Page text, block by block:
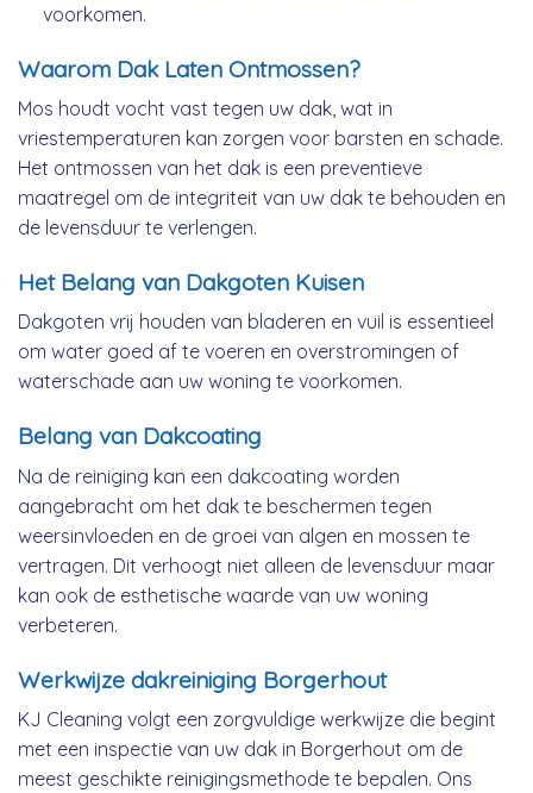
voorkomen.
Waarom Dak Laten Ontmossen?
Mos houdt vocht vast tegen uw dak, wat in
vriestemperaturen kan zorgen voor barsten en schade.
Het ontmossen van het dak is een preventieve
maatregel om de integriteit van uw dak te behouden en
de levensduur te verlengen.
Het Belang van Dakgoten Kuisen
Dakgoten vrij houden van bladeren en vuil is essentieel
om water goed af te voeren en overstromingen of
waterschade aan uw woning te voorkomen.
Belang van Dakcoating
Na de reiniging kan een dakcoating worden
aangebracht om het dak te beschermen tegen
weersinvloeden en de groei van algen en mossen te
vertragen. Dit verhoogt niet alleen de levensduur maar
kan ook de esthetische waarde van uw woning
verbeteren.
Werkwijze dakreiniging Borgerhout
KJ Cleaning volgt een zorgvuldige werkwijze die begint
met een inspectie van uw dak in Borgerhout om de
meest geschikte reinigingsmethode te bepalen. Ons